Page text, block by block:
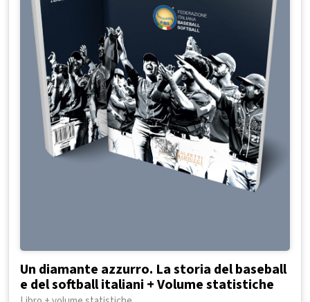
Un diamante azzurro. La storia del baseball
e del softball italiani + Volume statistiche